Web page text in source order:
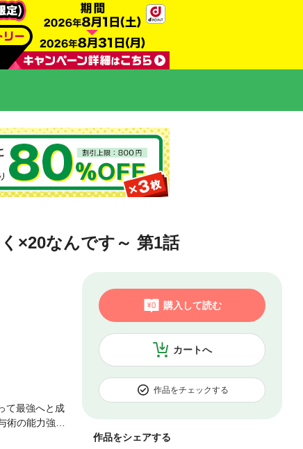
×20なんです～ 第1話
カートへ
購入して読む
作品をチェックする
作品をシェアする
て最強へと成
の能力強化
いパーティ